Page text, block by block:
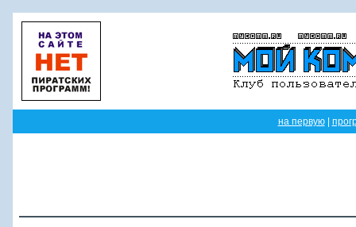
на первую|